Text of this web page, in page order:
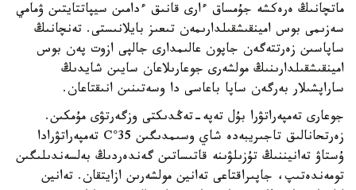
ماتچانىڭ ەرەكشە جۇمساق ءارى قانىق ءدامىن سيپاتتايتىن ۋمامي
سەزىمى بوس امينقىشقىلدارىمەن تىعىز بايلانىستى. تەنچانىڭ
ساپاسىن زەرتتەگەن جاپون عالىمدارى جالپى ازوت پەن بوس
امينقىشقىلدارىنىڭ مولشەرى جوعارىلاعان سايىن شايدىڭ
ساراپشىلار بەرگەن ساپا باعاسى دا وسەتىنىن انىقتاعان.
جوعارى تەمپەراتۋرا بۇل تەپە-تەڭدىكتى وزگەرتۋى مۇمكىن.
زەرتحانالىق تاجىريبەدە شاي وسىمدىگىن 35°C تەمپەراتۋرادا
ۇستاۋ تەانيننىڭ تۇزىلۋىنە قاتىساتىن گەندەردىڭ بەلسەندىلىگىن
تومەندەتىپ، جاپىراقتاعى تەانين مولشەرىن ازايتقان. تەانين